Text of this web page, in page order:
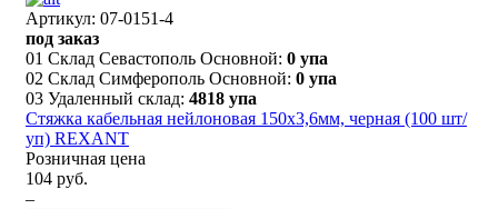
Артикул: 07-0151-4
под заказ
01 Склад Севастополь Основной: 0 упа
02 Склад Симферополь Основной: 0 упа
03 Удаленный склад: 4818 упа
Стяжка кабельная нейлоновая 150x3,6мм, черная (100 шт/
уп) REXANT
Розничная цена
104 руб.
–